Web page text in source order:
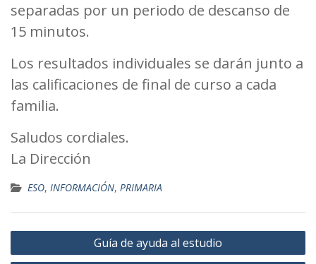
separadas por un periodo de descanso de
15 minutos.
Los resultados individuales se darán junto a
las calificaciones de final de curso a cada
familia.
Saludos cordiales.
La Dirección
ESO, INFORMACIÓN, PRIMARIA
Navegación
de
Guía de ayuda al estudio